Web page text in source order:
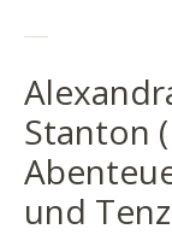
Stanton
und